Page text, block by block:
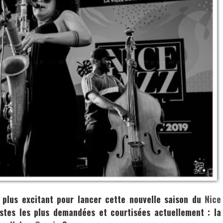
excitant pour lancer cette nouvelle saison du Nice
les plus demandées et courtisées actuellement : la